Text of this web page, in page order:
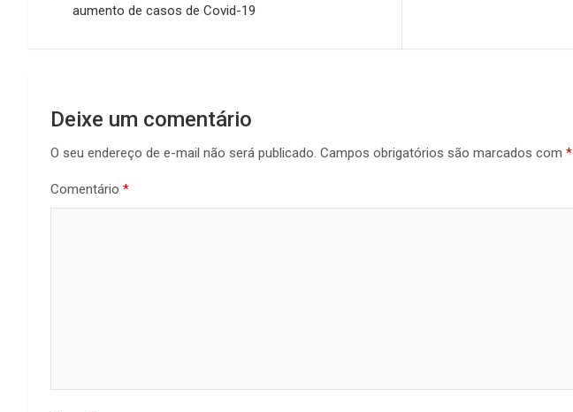
Postaumento de casos de Covid-19
Deixe um comentário
O seu endereço de e-mail não será publicado. Campos obrigatórios são marcados com *
Comentário *